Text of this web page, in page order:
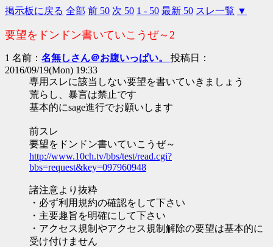
掲示板に戻る 全部 前 50 次 50 1 - 50 最新 50 スレ一覧 ▼
要望をドンドン書いていこうぜ～2
1 名前： 名無しさん＠お腹いっぱい。 投稿日：
2016/09/19(Mon) 19:33
専用スレに該当しない要望を書いていきましょう
荒らし、暴言は禁止です
基本的にsage進行でお願いします
前スレ
要望をドンドン書いていこうぜ～
http://www.10ch.tv/bbs/test/read.cgi?
bbs=request&key=097960948
諸注意より抜粋
・必ず利用規約の確認をして下さい
・主要趣旨を明確にして下さい
・アクセス規制やアクセス規制解除の要望は基本的に
受け付けません